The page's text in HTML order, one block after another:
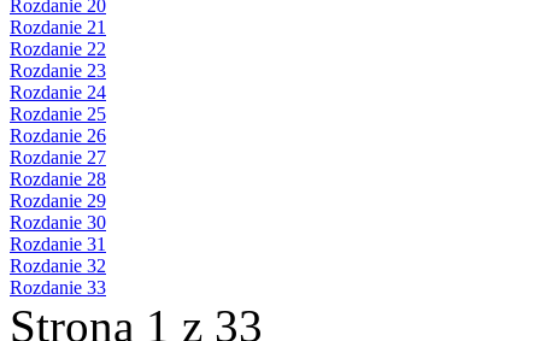
Rozdanie 20
Rozdanie 21
Rozdanie 22
Rozdanie 23
Rozdanie 24
Rozdanie 25
Rozdanie 26
Rozdanie 27
Rozdanie 28
Rozdanie 29
Rozdanie 30
Rozdanie 31
Rozdanie 32
Rozdanie 33
Strona 1 z 33